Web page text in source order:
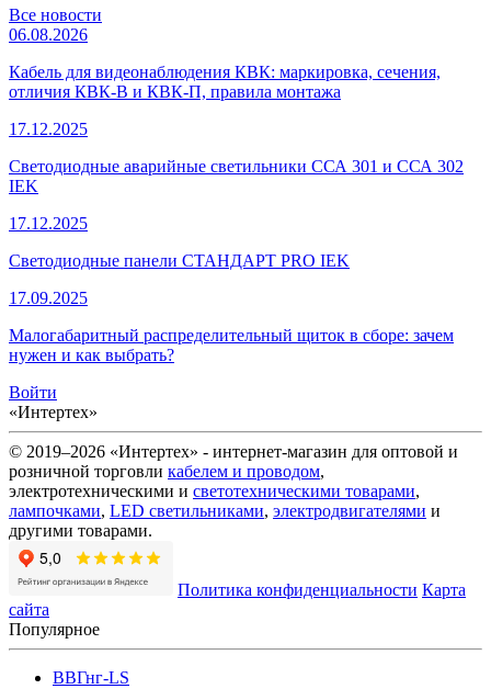
Все новости
06.08.2026
Кабель для видеонаблюдения КВК: маркировка, сечения,
отличия КВК-В и КВК-П, правила монтажа
17.12.2025
Светодиодные аварийные светильники ССА 301 и ССА 302
IEK
17.12.2025
Светодиодные панели СТАНДАРТ PRO IEK
17.09.2025
Малогабаритный распределительный щиток в сборе: зачем
нужен и как выбрать?
Войти
«Интертех»
© 2019–2026 «Интертех» - интернет-магазин для оптовой и
розничной торговли кабелем и проводом,
электротехническими и светотехническими товарами,
лампочками, LED светильниками, электродвигателями и
другими товарами.
Политика конфиденциальности Карта
сайта
Популярное
ВВГнг-LS